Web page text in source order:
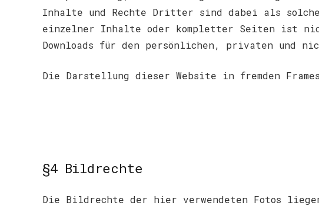
Inhalte und Rechte Dritter sind dabei als
einzelner Inhalte oder kompletter Seiten ist
Downloads für den persönlichen, privaten und
Die Darstellung dieser Website in fremden
§4 Bildrechte
Die Bildrechte der hier verwendeten Fotos